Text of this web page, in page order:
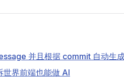
并且根据 commit 自动生
界前端也能做 AI